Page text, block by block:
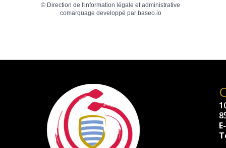
© Direction de l'information légale et administrative
comarquage developpé par baseo.io